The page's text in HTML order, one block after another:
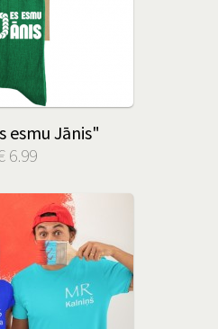
esmu Jānis"
6.99